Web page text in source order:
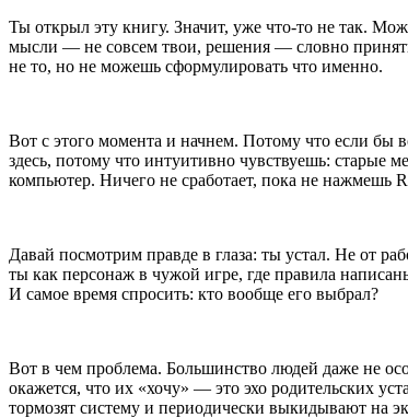
Ты открыл эту книгу. Значит, уже что-то не так.
мысли — не совсем твои, решения — словно
не то, но не можешь сформулировать что именно.
Вот с этого момента и начнем. Потому что если бы
здесь, потому что интуитивно чувствуешь:
компьютер. Ничего не сработает, пока не нажмешь
Давай посмотрим правде в глаза: ты устал. Не от
ты как персонаж в чужой игре, где правила
И самое время спросить: кто вообще его выбрал?
Вот в чем проблема. Большинство людей даже не
окажется, что их «хочу» — это эхо родительских
тормозят систему и периодически выкидывают на